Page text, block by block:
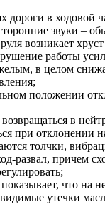
дороги в ходовой
звуки –
возникает
работы
в целом
положении
в
при отклонении
толчки,
развал, причем
что на
утечки